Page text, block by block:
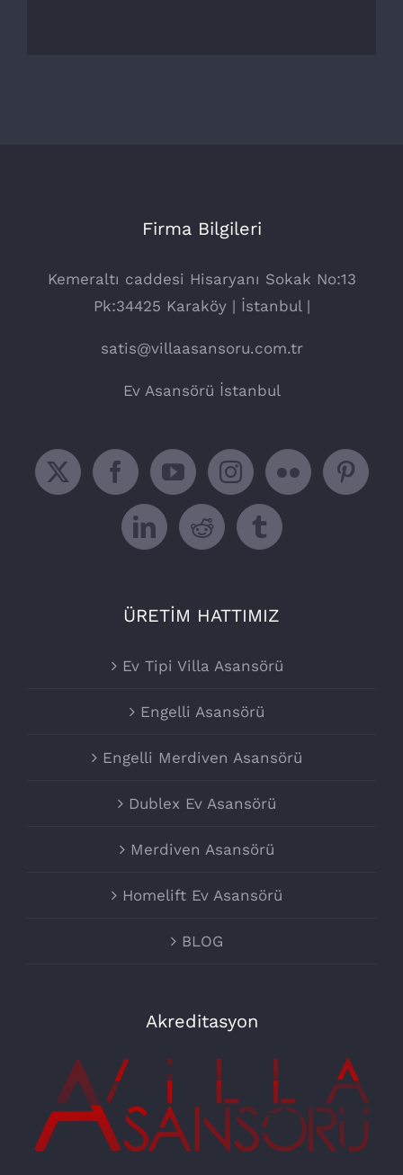
Firma Bilgileri
Kemeraltı caddesi Hisaryanı Sokak No:13
Pk:34425 Karaköy | İstanbul |
satis@villaasansoru.com.tr
Ev Asansörü İstanbul
ÜRETİM HATTIMIZ
Ev Tipi Villa Asansörü
Engelli Asansörü
Engelli Merdiven Asansörü
Dublex Ev Asansörü
Merdiven Asansörü
Homelift Ev Asansörü
BLOG
Akreditasyon